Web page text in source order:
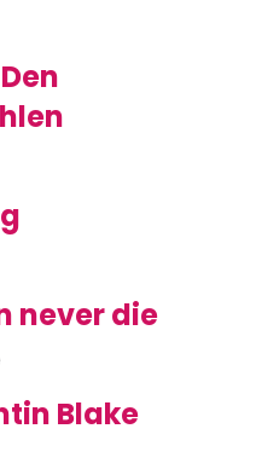
never die
Blake